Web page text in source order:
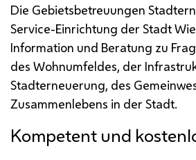
Die Gebietsbetreuungen
Service-Einrichtung der Stadt
Information und Beratung zu
des Wohnumfeldes, der
Stadterneuerung, des
Zusammenlebens in der Stadt.
Kompetent und